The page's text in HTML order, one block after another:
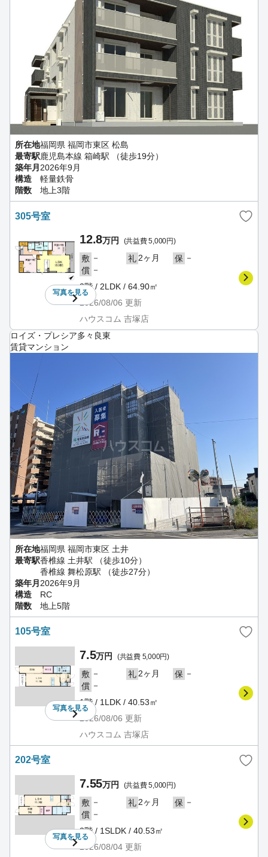
所在地福岡県 福岡市東区 松島
最寄駅鹿児島本線 箱崎駅 （徒歩19分）
築年月 2026年9月
構造
軽量鉄骨
階数
地上3階
305号室
写真を見る
12.8万円 (共益費 5,000円)
敷 － 礼 2ヶ月 保 －
償 －
3階 / 2LDK / 64.90㎡
2026/08/06 更新
ハウスコム 吉塚店
ロイズ・プレシア多々良東
賃貸マンション
所在地福岡県 福岡市東区 土井
最寄駅香椎線 土井駅 （徒歩10分）
香椎線 舞松原駅 （徒歩27分）
築年月2026年9月
構造
RC
階数
地上5階
105号室
写真を見る
7.5万円 (共益費 5,000円)
敷 － 礼 2ヶ月 保 －
償 －
1階 / 1LDK / 40.53㎡
2026/08/06 更新
ハウスコム 吉塚店
202号室
写真を見る
7.55万円 (共益費 5,000円)
敷 － 礼 2ヶ月 保 －
償 －
2階 / 1SLDK / 40.53㎡
2026/08/04 更新